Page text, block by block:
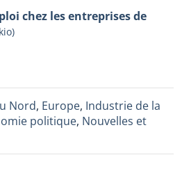
chez les entreprises de
)
Nord, Europe, Industrie de la
politique, Nouvelles et